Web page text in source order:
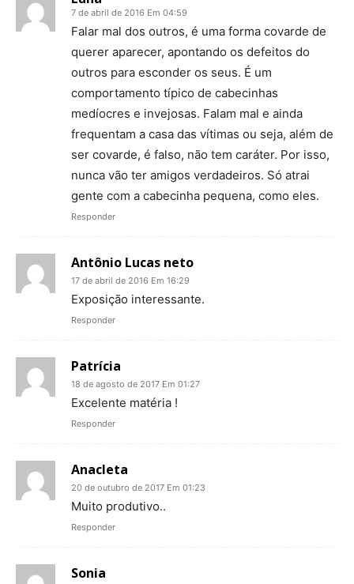
7 de abril de 2016 Em 04:59
Falar mal dos outros, é uma forma covarde de
querer aparecer, apontando os defeitos do
outros para esconder os seus. É um
comportamento típico de cabecinhas
medíocres e invejosas. Falam mal e ainda
frequentam a casa das vítimas ou seja, além de
ser covarde, é falso, não tem caráter. Por isso,
nunca vão ter amigos verdadeiros. Só atrai
gente com a cabecinha pequena, como eles.
Responder
Antônio Lucas neto
17 de abril de 2016 Em 16:29
Exposição interessante.
Responder
Patrícia
18 de agosto de 2017 Em 01:27
Excelente matéria !
Responder
Anacleta
20 de outubro de 2017 Em 01:23
Muito produtivo..
Responder
Sonia